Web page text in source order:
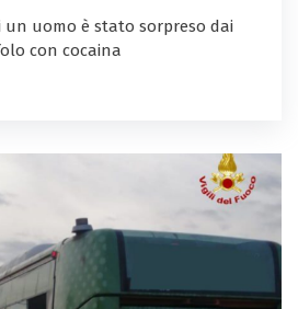
un uomo è stato sorpreso dai
con cocaina